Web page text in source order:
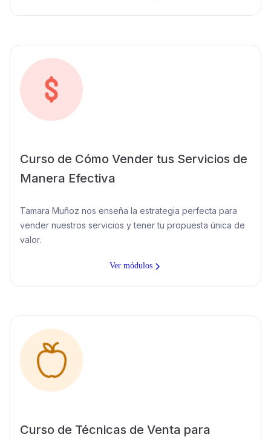
Curso de Cómo Vender tus Servicios de
Manera Efectiva
Tamara Muñoz nos enseña la estrategia perfecta para
vender nuestros servicios y tener tu propuesta única de
valor.
Ver módulos
Curso de Técnicas de Venta para